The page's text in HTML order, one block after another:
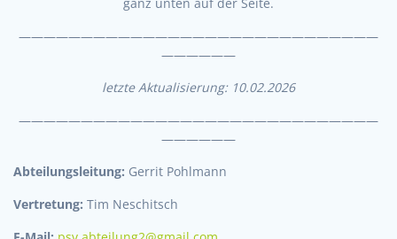
—————————————————————————————
——————
letzte Aktualisierung: 10.02.2026
—————————————————————————————
——————
Abteilungsleitung: Gerrit Pohlmann
Vertretung: Tim Neschitsch